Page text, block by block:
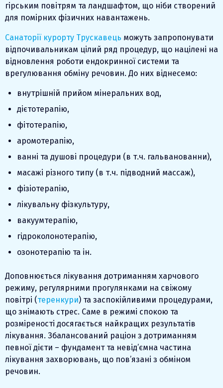
гірським повітрям та ландшафтом, що ніби створений
для помірних фізичних навантажень.
Санаторії курорту Трускавець можуть запропонувати
відпочивальникам цілий ряд процедур, що націлені на
відновлення роботи ендокринної системи та
врегулювання обміну речовин. До них віднесемо:
внутрішній прийом мінеральних вод,
дієтотерапію,
фітотерапію,
аромотерапію,
ванні та душові процедури (в т.ч. гальванованни),
масажі різного типу (в т.ч. підводний массаж),
фізіотерапію,
лікувальну фізкультуру,
вакуумтерапію,
гідроколонотерапію,
озонотерапію та ін.
Доповнюється лікування дотриманням харчового
режиму, регулярними прогулянками на свіжому
повітрі (теренкури) та заспокійливими процедурами,
що знімають стрес. Саме в режимі спокою та
розміреності досягається найкращих результатів
лікування. Збалансований раціон з дотриманням
певної дієти – фундамент та невід’ємна частина
лікування захворювань, що пов’язані з обміном
речовин.